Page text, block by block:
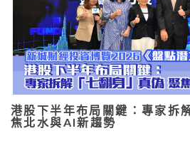
港股下半年布局關鍵：專家拆
焦北水與AI新趨勢